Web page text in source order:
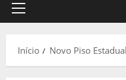
Menu
Início Novo Piso Estadual